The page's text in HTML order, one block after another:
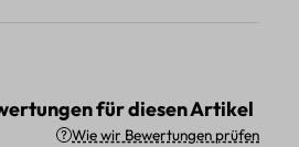
für diesen Artikel
Wie wir Bewertungen prüfen